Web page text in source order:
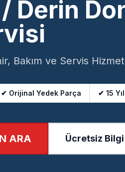
Derin
Bakım ve Servis
✔ Orijinal Yedek Parça ✔ 15
ARA Ücretsiz Bilgi